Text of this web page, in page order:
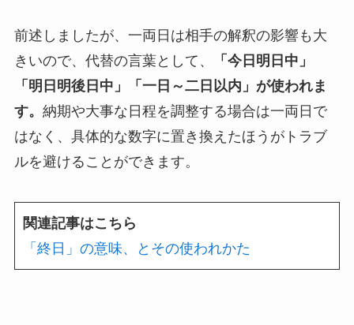
前述しましたが、一両日は相手の解釈の影響も大
きいので、代替の言葉として、
「今日明日中」
「明日明後日中」「一日～二日以内」が使われま
す。 納期や大事な日程を調整する場合は一両日で
はなく、具体的な数字に置き換えたほうがトラブ
ルを避けることができます。
関連記事はこちら
「終日」の意味、とその使われかた